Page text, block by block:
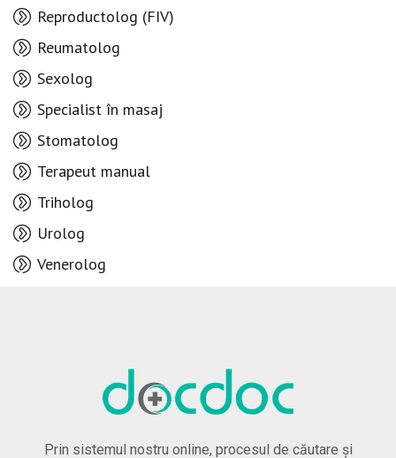
Reproductolog (FIV)
Reumatolog
Sexolog
Specialist în masaj
Stomatolog
Terapeut manual
Triholog
Urolog
Venerolog
Prin sistemul nostru online, procesul de căutare și